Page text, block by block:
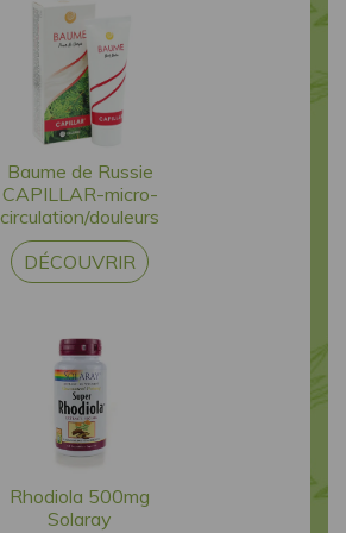
Baume de Russie
CAPILLAR-micro-
circulation/douleurs
DÉCOUVRIR
Rhodiola 500mg
Solaray